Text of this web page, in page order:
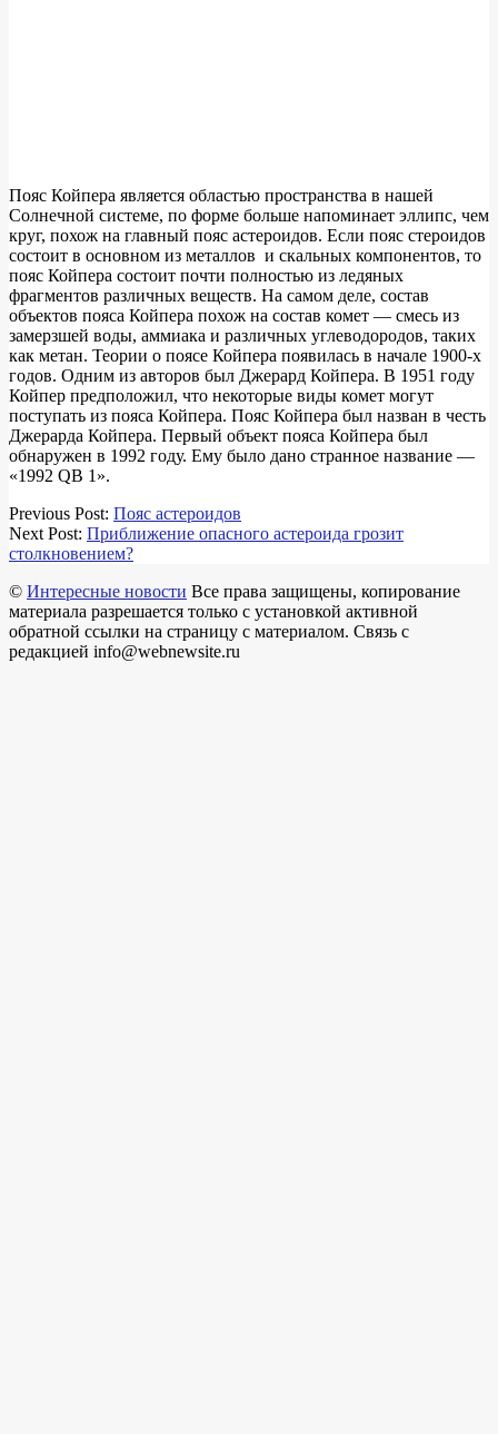
Пояс Койпера является областью пространства в нашей
Солнечной системе, по форме больше напоминает эллипс, чем
круг, похож на главный пояс астероидов. Если пояс стероидов
состоит в основном из металлов и скальных компонентов, то
пояс Койпера состоит почти полностью из ледяных
фрагментов различных веществ. На самом деле, состав
объектов пояса Койпера похож на состав комет — смесь из
замерзшей воды, аммиака и различных углеводородов, таких
как метан. Теории о поясе Койпера появилась в начале 1900-х
годов. Одним из авторов был Джерард Койпера. В 1951 году
Койпер предположил, что некоторые виды комет могут
поступать из пояса Койпера. Пояс Койпера был назван в честь
Джерарда Койпера. Первый объект пояса Койпера был
обнаружен в 1992 году. Ему было дано странное название —
«1992 QB 1».
2018-
03-
18
Previous Post: Пояс астероидов
Next Post: Приближение опасного астероида грозит
столкновением?
© Интересные новости Все права защищены, копирование
материала разрешается только с установкой активной
обратной ссылки на страницу с материалом. Связь с
редакцией info@webnewsite.ru